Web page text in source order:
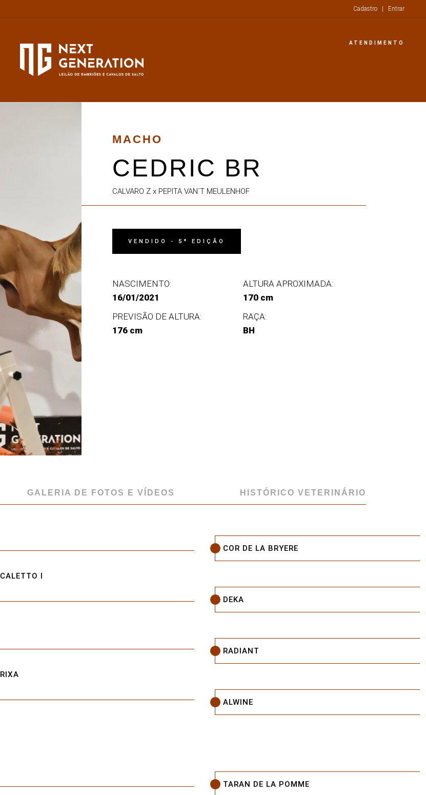
Cadastro | Entrar
ATENDIMENTO
MACHO
CEDRIC BR
CALVARO Z x PEPITA VAN´T MEULENHOF
VENDIDO - 5ª EDIÇÃO
NASCIMENTO:
16/01/2021
ALTURA APROXIMADA:
170 cm
PREVISÃO DE ALTURA:
176 cm
RAÇA:
BH
GALERIA DE FOTOS E VÍDEOS HISTÓRICO VETERINÁRIO
CALETTO I
RIXA
COR DE LA BRYERE
DEKA
RADIANT
ALWINE
TARAN DE LA POMME